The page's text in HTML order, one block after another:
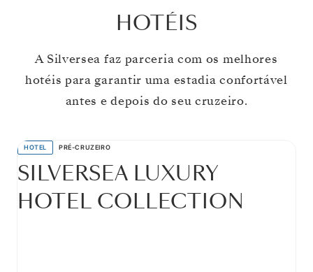
HOTÉIS
A Silversea faz parceria com os melhores
hotéis para garantir uma estadia confortável
antes e depois do seu cruzeiro.
HOTEL PRÉ-CRUZEIRO
SILVERSEA LUXURY
HOTEL COLLECTION